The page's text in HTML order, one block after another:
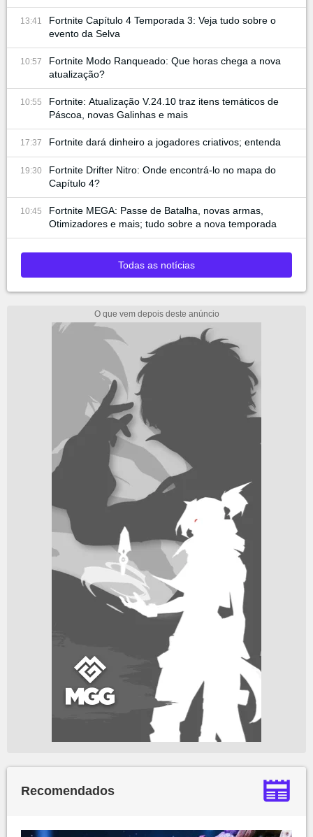
13:41
Fortnite Capítulo 4 Temporada 3: Veja tudo sobre o
evento da Selva
10:57
Fortnite Modo Ranqueado: Que horas chega a nova
atualização?
10:55
Fortnite: Atualização V.24.10 traz itens temáticos de
Páscoa, novas Galinhas e mais
17:37 Fortnite dará dinheiro a jogadores criativos; entenda
19:30
Fortnite Drifter Nitro: Onde encontrá-lo no mapa do
Capítulo 4?
10:45
Fortnite MEGA: Passe de Batalha, novas armas,
Otimizadores e mais; tudo sobre a nova temporada
Todas as notícias
Recomendados